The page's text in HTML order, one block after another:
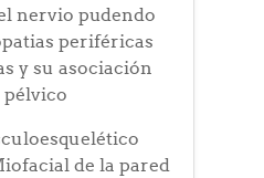
nervio pudendo
periféricas
y su asociación
de la pared